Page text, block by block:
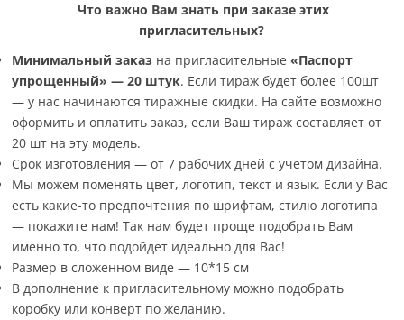
Что важно Вам знать при заказе этих
пригласительных?
Минимальный заказ на пригласительные«Паспорт
упрощенный» — 20 штук. Если тираж будет более 100шт
— у нас начинаются тиражные скидки. На сайте возможно
оформить и оплатить заказ, если Ваш тираж составляет от
20 шт на эту модель.
Срок изготовления — от 7 рабочих дней с учетом дизайна.
Мы можем поменять цвет, логотип, текст и язык. Если у Вас
есть какие-то предпочтения по шрифтам, стилю логотипа
— покажите нам! Так нам будет проще подобрать Вам
именно то, что подойдет идеально для Вас!
Размер в сложенном виде — 10*15 см
В дополнение к пригласительному можно подобрать
коробку или конверт по желанию.